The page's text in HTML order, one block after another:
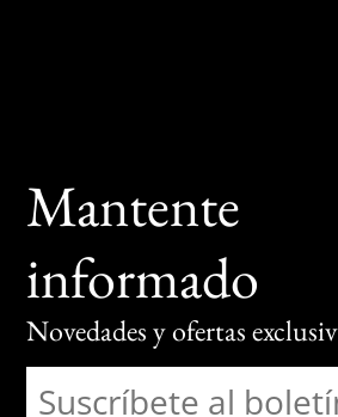
Mantente
informado
Novedades y ofertas